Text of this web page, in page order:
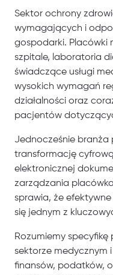
Sektor ochrony
wymagających i
gospodarki. Placówki
szpitale, laboratoria
świadczące usługi
wysokich wymagań
działalności oraz
pacjentów
Jednocześnie branża
transformację
elektronicznej
zarządzania
sprawia, że
się jednym z
Rozumiemy
sektorze medycznym
finansów, podatków,